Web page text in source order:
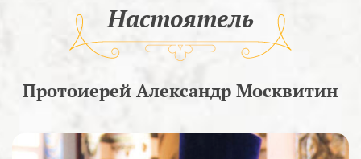
Настоятель
Протоиерей Александр Москвитин